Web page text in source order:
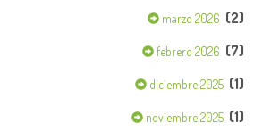
marzo 2026 (2)
febrero 2026 (7)
diciembre 2025 (1)
noviembre 2025 (1)